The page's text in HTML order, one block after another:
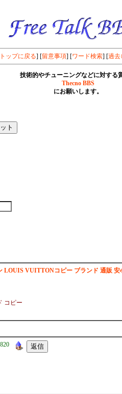
トップに戻る] [留意事項] [ワード検索] [過去
技術的やチューニングなどに対する
Thecno BBS
にお願いします。
LOUIS VUITTONコピー ブランド 通販 安
コピー